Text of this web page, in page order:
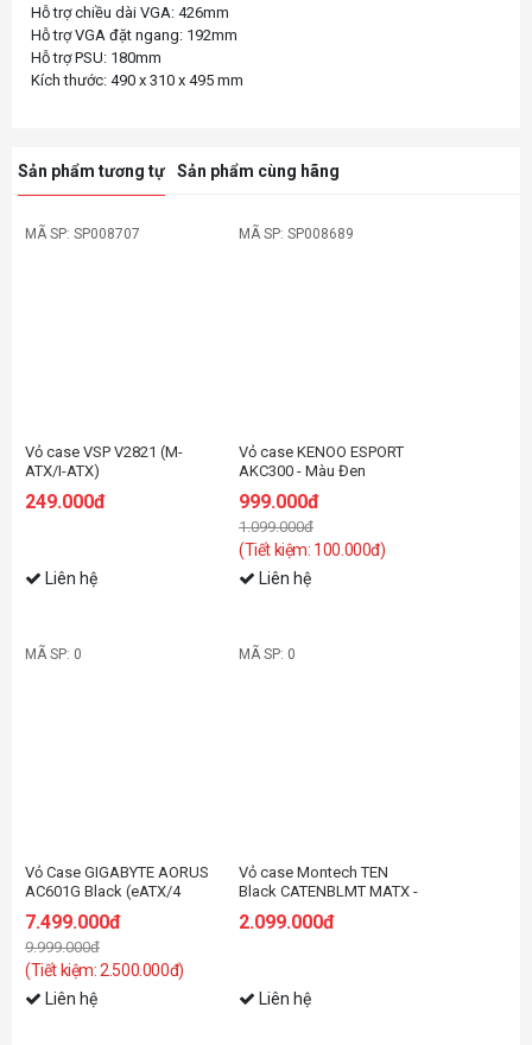
Hỗ trợ chiều dài VGA: 426mm
Hỗ trợ VGA đặt ngang: 192mm
Hỗ trợ PSU: 180mm
Sản phẩm tương tự Sản phẩm cùng hãng
MÃ SP: SP008707
Vỏ case VSP V2821 (M-
ATX/I-ATX)
249.000đ
Liên hệ
MÃ SP: SP008689
Vỏ case KENOO ESPORT
AKC300 - Màu Đen
999.000đ
1.099.000đ
(Tiết kiệm: 100.000đ)
Liên hệ
MÃ SP: 0
Vỏ Case GIGABYTE AORUS
AC601G Black (eATX/4
7.499.000đ
9.999.000đ
(Tiết kiệm: 2.500.000đ)
Liên hệ
MÃ SP: 0
Vỏ case Montech TEN
Black CATENBLMT MATX -
2.099.000đ
Liên hệ